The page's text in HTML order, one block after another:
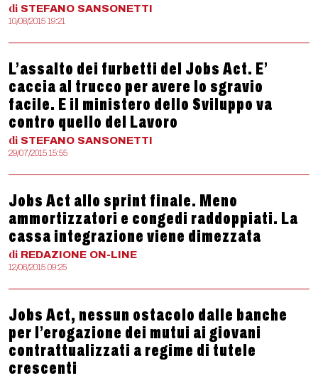
di STEFANO SANSONETTI
10/08/2015 19:21
L’assalto dei furbetti del Jobs Act. E’
caccia al trucco per avere lo sgravio
facile. E il ministero dello Sviluppo va
contro quello del Lavoro
di STEFANO SANSONETTI
29/07/2015 15:55
Jobs Act allo sprint finale. Meno
ammortizzatori e congedi raddoppiati. La
cassa integrazione viene dimezzata
di REDAZIONE ON-LINE
12/06/2015 09:25
Jobs Act, nessun ostacolo dalle banche
per l’erogazione dei mutui ai giovani
contrattualizzati a regime di tutele
crescenti